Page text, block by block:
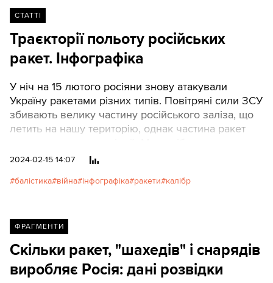
СТАТТІ
Траєкторії польоту російських
ракет. Інфографіка
У ніч на 15 лютого росіяни знову атакували
Україну ракетами різних типів. Повітряні сили ЗСУ
збивають велику частину російського заліза, що
летить на нашу територію, однак частина ракет
траєкторією летять сотні кілограмів вибухівки до
2024-02-15 14:07
балістика війна інфографіка ракети калібр
ФРАГМЕНТИ
Скільки ракет, "шахедів" і снарядів
виробляє Росія: дані розвідки